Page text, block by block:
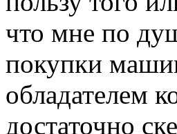
что мне по
покупки
обладателем
достаточно